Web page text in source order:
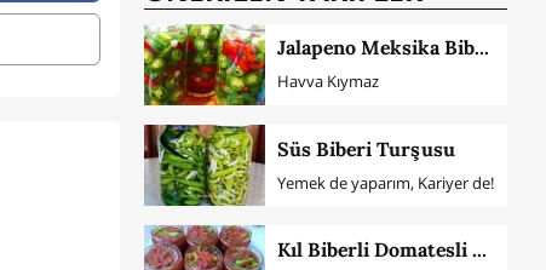
Jalapeno Meksika Biberi Turşusu
Havva Kıymaz
Süs Biberi Turşusu
Yemek de yaparım, Kariyer de!
Kıl Biberli Domatesli Acılı Sos